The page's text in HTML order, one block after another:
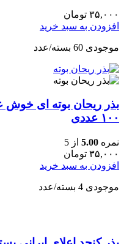
۳۵,۰۰۰ تومان
افزودن به سبد خرید
موجودی 60 بسته/عدد
بذر ریحان بوته ای خوش
۱۰۰ عددی
نمره 5.00 از 5
۳۵,۰۰۰ تومان
افزودن به سبد خرید
موجودی 4 بسته/عدد